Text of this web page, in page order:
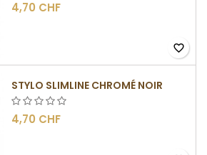
4,70 CHF
favorite_border
STYLO SLIMLINE CHROMÉ NOIR
4,70 CHF